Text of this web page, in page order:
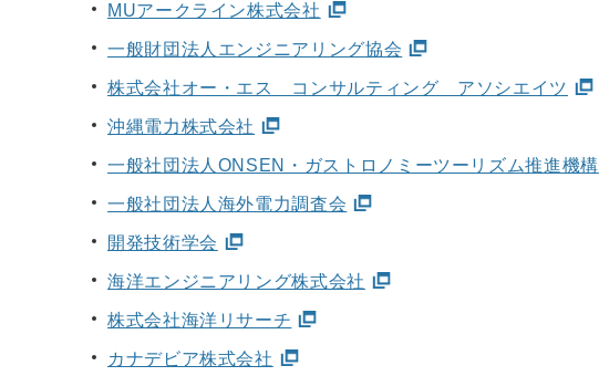
MUアークライン株式会社
一般財団法人エンジニアリング協会
株式会社オー・エス コンサルティング アソシエイツ
沖縄電力株式会社
一般社団法人ONSEN・ガストロノミーツーリズム推進機構
一般社団法人海外電力調査会
開発技術学会
海洋エンジニアリング株式会社
株式会社海洋リサーチ
カナデビア株式会社